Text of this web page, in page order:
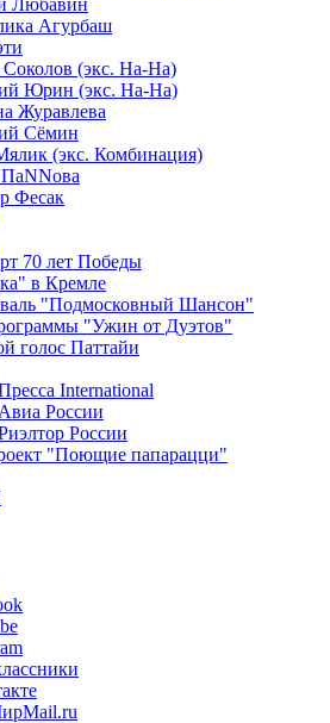
Любавин
Агурбаш
(экс. На-На)
Юрин (экс. На-На)
Журавлева
Сёмин
(экс. Комбинация)
Фесак
70 лет Победы
в Кремле
"Подмосковный Шансон"
"Ужин от Дуэтов"
голос Паттайи
International
России
России
"Поющие папарацци"